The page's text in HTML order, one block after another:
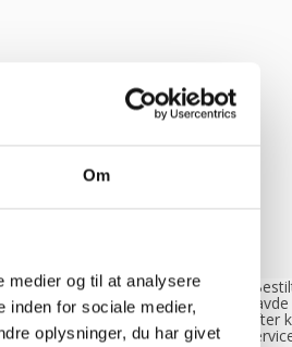
Om
medier og til at analysere
inden for sociale medier,
oplysninger, du har givet
var rigtig
venlig og
Fik en
efter